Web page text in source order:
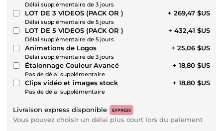
Délai supplémentaire de 3 jours
LOT DE 3 VIDEOS (PACK OR )
Délai supplémentaire de 5 jours
+ 269,47 $US
LOT DE 5 VIDEOS (PACK OR )
Délai supplémentaire de 5 jours
+ 432,41 $US
Animations de Logos
Délai supplémentaire de 3 jours
+ 25,06 $US
Étalonnage Couleur Avancé
Pas de délai supplémentaire
+ 18,80 $US
Clips vidéo et images stock
Pas de délai supplémentaire
+ 18,80 $US
Livraison express disponible EXPRESS
Vous pouvez choisir un délai plus court lors du paiement